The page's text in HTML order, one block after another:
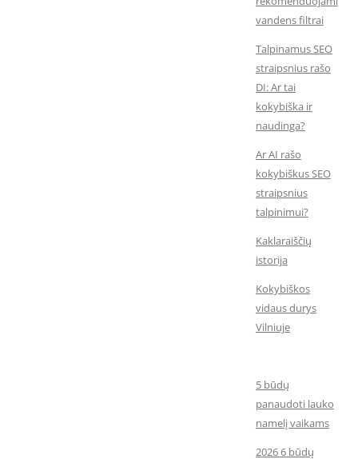
vandens filtrai
Talpinamus SEO
straipsnius rašo
DI: Ar tai
kokybiška ir
naudinga?
Ar AI rašo
kokybiškus SEO
straipsnius
talpinimui?
Kaklaraiščių
istorija
Kokybiškos
vidaus durys
Vilniuje
5 būdų
panaudoti lauko
namelį vaikams
2026 6 būdų